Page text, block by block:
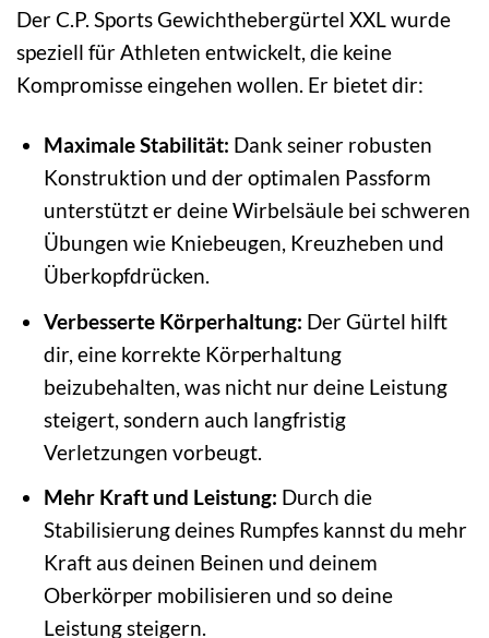
Der C.P. Sports Gewichthebergürtel XXL wurde
speziell für Athleten entwickelt, die keine
Kompromisse eingehen wollen. Er bietet dir:
Maximale Stabilität: Dank seiner robusten
Konstruktion und der optimalen Passform
unterstützt er deine Wirbelsäule bei schweren
Übungen wie Kniebeugen, Kreuzheben und
Überkopfdrücken.
Verbesserte Körperhaltung: Der Gürtel hilft
dir, eine korrekte Körperhaltung
beizubehalten, was nicht nur deine Leistung
steigert, sondern auch langfristig
Verletzungen vorbeugt.
Mehr Kraft und Leistung: Durch die
Stabilisierung deines Rumpfes kannst du mehr
Kraft aus deinen Beinen und deinem
Oberkörper mobilisieren und so deine
Leistung steigern.